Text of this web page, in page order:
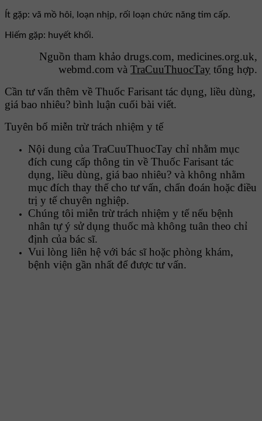
Ít gặp: vã mồ hôi, loạn nhịp, rối loạn chức năng tim cấp.
Hiếm gặp: huyết khối.
Nguồn tham khảo drugs.com, medicines.org.uk,
webmd.com và TraCuuThuocTay tổng hợp.
Cần tư vấn thêm về Thuốc Farisant tác dụng, liều dùng,
giá bao nhiêu? bình luận cuối bài viết.
Tuyên bố miễn trừ trách nhiệm y tế
Nội dung của TraCuuThuocTay chỉ nhằm mục
đích cung cấp thông tin về Thuốc Farisant tác
dụng, liều dùng, giá bao nhiêu? và không nhằm
mục đích thay thế cho tư vấn, chẩn đoán hoặc điều
trị y tế chuyên nghiệp.
Chúng tôi miễn trừ trách nhiệm y tế nếu bệnh
nhân tự ý sử dụng thuốc mà không tuân theo chỉ
định của bác sĩ.
Vui lòng liên hệ với bác sĩ hoặc phòng khám,
bệnh viện gần nhất để được tư vấn.